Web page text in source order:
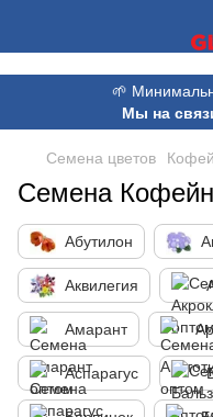
🌱
Мы на
Семена цветов
Семена
Абутилон
Аквилегия
Амарант
Аспарагус